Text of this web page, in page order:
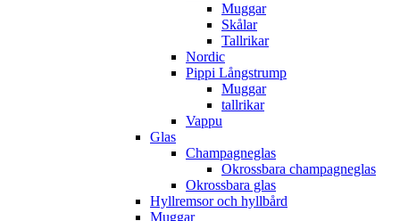
Muggar
Skålar
Tallrikar
Nordic
Pippi Långstrump
Muggar
tallrikar
Vappu
Glas
Champagneglas
Okrossbara champagneglas
Okrossbara glas
Hyllremsor och hyllbård
Muggar